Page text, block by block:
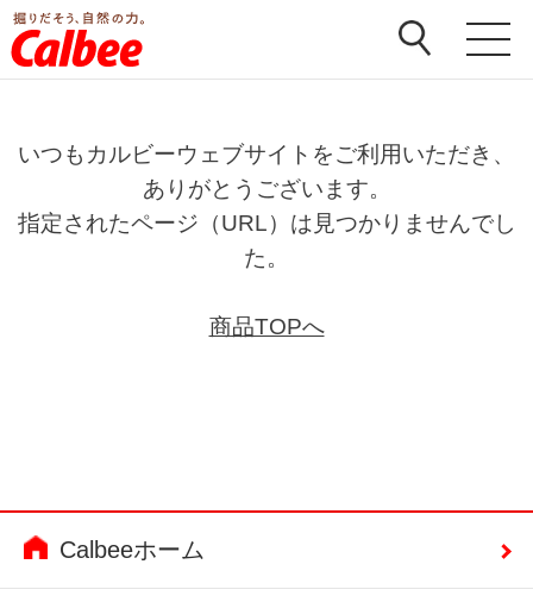
いつもカルビーウェブサイトをご利用いただき、
ありがとうございます。
指定されたページ（URL）は見つかりませんでし
た。
商品TOPへ
Calbeeホーム